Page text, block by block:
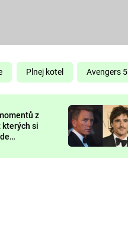
KOMEDIE
CHUCK
NORRIS
DEADPOOL
Plnej kotel Avengers 5
z
kterých si